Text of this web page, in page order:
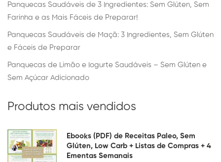
Panquecas Saudáveis de 3 Ingredientes: Sem Glúten, Sem
Farinha e as Mais Fáceis de Preparar!
Panquecas Saudáveis de Maçã: 3 Ingredientes, Sem Glúten
e Fáceis de Preparar
Panquecas de Limão e Iogurte Saudáveis – Sem Glúten e
Sem Açúcar Adicionado
Produtos mais vendidos
Ebooks (PDF) de Receitas Paleo, Sem
Glúten, Low Carb + Listas de Compras + 4
Ementas Semanais